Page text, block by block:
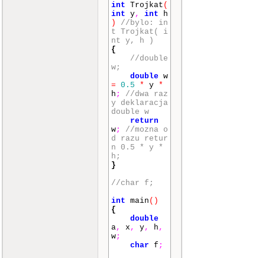
int Trojkat (
int y, int h
)
//bylo: in
t Trojkat( i
nt y, h )
{
//double
w;
double w
= 0.5 * y *
h ;
//dwa raz
y deklaracja
double w
return
w;
//mozna o
d razu retur
n 0.5 * y *
h;
}
//char f;
int main ()
{
double
a, x , y, h ,
w;
char f ;